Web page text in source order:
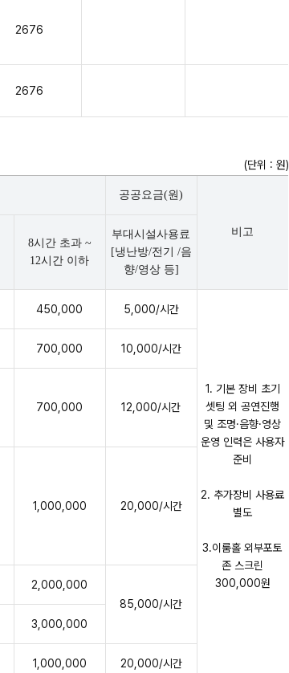
2676
2676
(단위 : 원)
공공요금(원)
비고
8시간 초과 ~
12시간 이하
부대시설사용료
[냉난방/전기 /음
향/영상 등]
450,000 5,000/시간
1. 기본 장비 초기
셋팅 외 공연진행
및 조명·음향·영상
운영 인력은 사용자
준비
2. 추가장비 사용료
별도
3.이룸홀 외부포토
존 스크린
300,000원
700,000 10,000/시간
700,000 12,000/시간
1,000,000 20,000/시간
2,000,000
85,000/시간
3,000,000
1,000,000 20,000/시간